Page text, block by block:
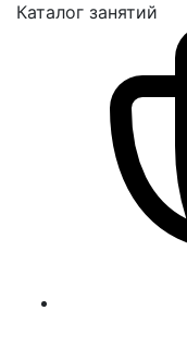
Каталог занятий